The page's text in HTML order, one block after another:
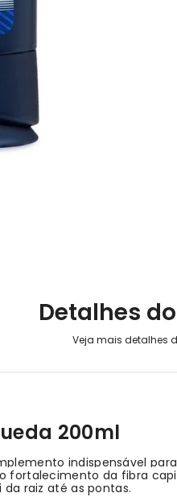
Detalhes
200ml
indispensável
da fibra
raiz até as pontas.